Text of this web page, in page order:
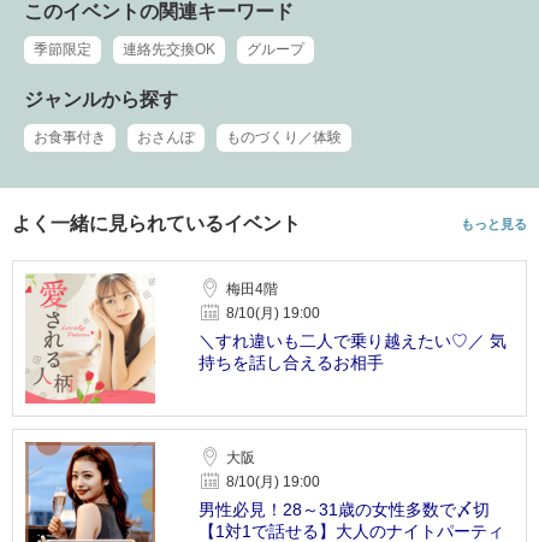
このイベントの関連キーワード
季節限定 連絡先交換OK グループ
ジャンルから探す
お食事付き おさんぽ ものづくり／体験
よく一緒に見られているイベント もっと見る
梅田4階
8/10(月) 19:00
＼すれ違いも二人で乗り越えたい♡／ 気
持ちを話し合えるお相手
大阪
8/10(月) 19:00
男性必見！28～31歳の女性多数で〆切
【1対1で話せる】大人のナイトパーティ